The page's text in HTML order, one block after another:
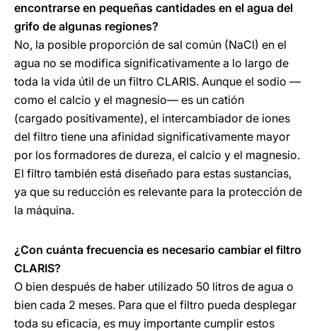
encontrarse en pequeñas cantidades en el agua del
grifo de algunas regiones?
No, la posible proporción de sal común (NaCl) en el
agua no se modifica significativamente a lo largo de
toda la vida útil de un filtro CLARIS. Aunque el sodio —
como el calcio y el magnesio— es un catión
(cargado positivamente), el intercambiador de iones
del filtro tiene una afinidad significativamente mayor
por los formadores de dureza, el calcio y el magnesio.
El filtro también está diseñado para estas sustancias,
ya que su reducción es relevante para la protección de
la máquina.
¿Con cuánta frecuencia es necesario cambiar el filtro
CLARIS?
O bien después de haber utilizado 50 litros de agua o
bien cada 2 meses. Para que el filtro pueda desplegar
toda su eficacia, es muy importante cumplir estos